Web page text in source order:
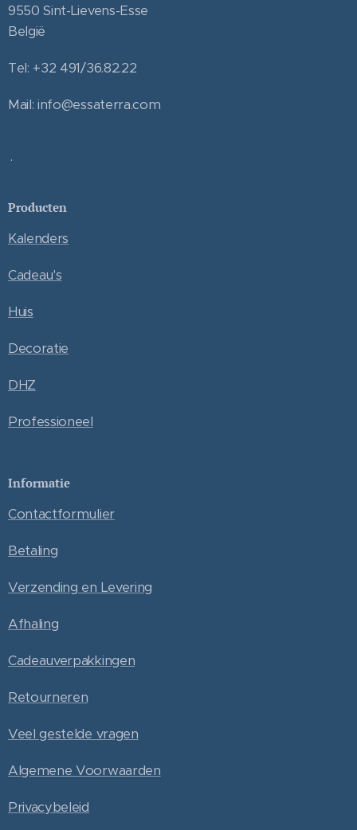
9550 Sint-Lievens-Esse
België
Tel: +32 491/36.82.22
Mail: info@essaterra.com
.
Producten
Kalenders
Cadeau's
Huis
Decoratie
DHZ
Professioneel
Informatie
Contactformulier
Betaling
Verzending en Levering
Afhaling
Cadeauverpakkingen
Retourneren
Veel gestelde vragen
Algemene Voorwaarden
Privacybeleid